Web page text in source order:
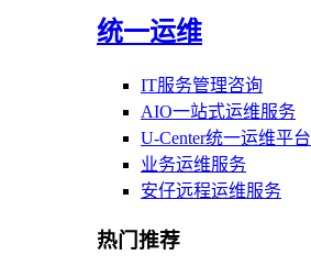
统一运维
IT服务管理咨询
AIO一站式运维服务
U-Center统一运维平台
业务运维服务
安仔远程运维服务
热门推荐